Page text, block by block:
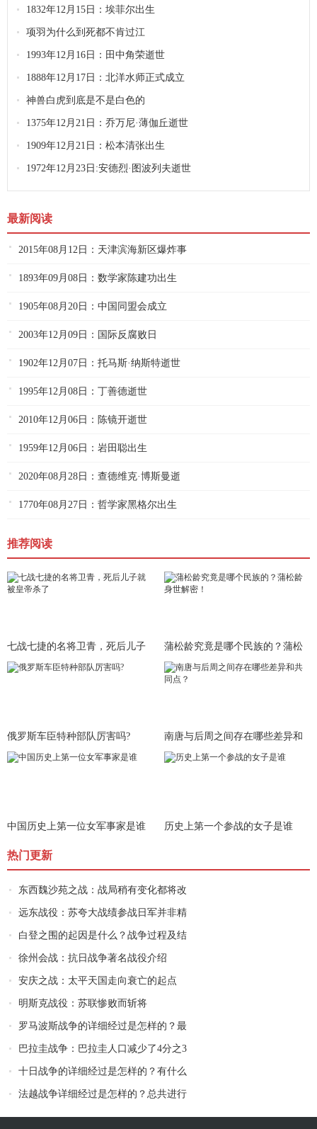
1832年12月15日：埃菲尔出生
项羽为什么到死都不肯过江
1993年12月16日：田中角荣逝世
1888年12月17日：北洋水师正式成立
神兽白虎到底是不是白色的
1375年12月21日：乔万尼·薄伽丘逝世
1909年12月21日：松本清张出生
1972年12月23日:安德烈·图波列夫逝世
最新阅读
2015年08月12日：天津滨海新区爆炸事
1893年09月08日：数学家陈建功出生
1905年08月20日：中国同盟会成立
2003年12月09日：国际反腐败日
1902年12月07日：托马斯·纳斯特逝世
1995年12月08日：丁善德逝世
2010年12月06日：陈镜开逝世
1959年12月06日：岩田聪出生
2020年08月28日：查德维克·博斯曼逝
1770年08月27日：哲学家黑格尔出生
推荐阅读
七战七捷的名将卫青，死后儿子
就被皇
蒲松龄究竟是哪个民族的？蒲松
龄身世
俄罗斯车臣特种部队厉害吗?
南唐与后周之间存在哪些差异和
共同
中国历史上第一位女军事家是谁 历史上第一个参战的女子是谁
热门更新
东西魏沙苑之战：战局稍有变化都将改
远东战役：苏夸大战绩参战日军并非精
白登之围的起因是什么？战争过程及结
徐州会战：抗日战争著名战役介绍
安庆之战：太平天国走向衰亡的起点
明斯克战役：苏联惨败而斩将
罗马波斯战争的详细经过是怎样的？最
巴拉圭战争：巴拉圭人口减少了4分之3
十日战争的详细经过是怎样的？有什么
法越战争详细经过是怎样的？总共进行